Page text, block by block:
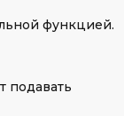
функцией.
подавать